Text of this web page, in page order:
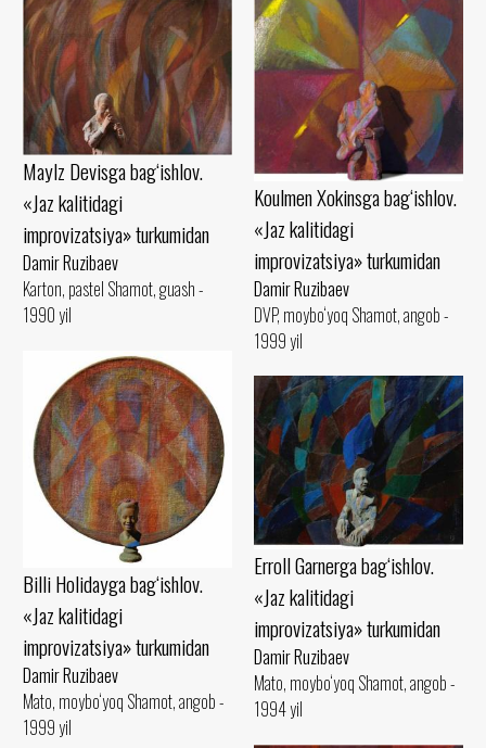
Koulmen Xokinsga bag‘ishlov.
«Jaz kalitidagi
improvizatsiya» turkumidan
Damir Ruzibaev
DVP, moybo‘yoq Shamot, angob -
1999 yil
Maylz Devisga bag‘ishlov.
«Jaz kalitidagi
improvizatsiya» turkumidan
Damir Ruzibaev
Karton, pastel Shamot, guash -
1990 yil
Billi Holidayga bag‘ishlov.
«Jaz kalitidagi
improvizatsiya» turkumidan
Damir Ruzibaev
Mato, moybo‘yoq Shamot, angob -
1999 yil
Erroll Garnerga bag‘ishlov.
«Jaz kalitidagi
improvizatsiya» turkumidan
Damir Ruzibaev
Mato, moybo‘yoq Shamot, angob -
1994 yil